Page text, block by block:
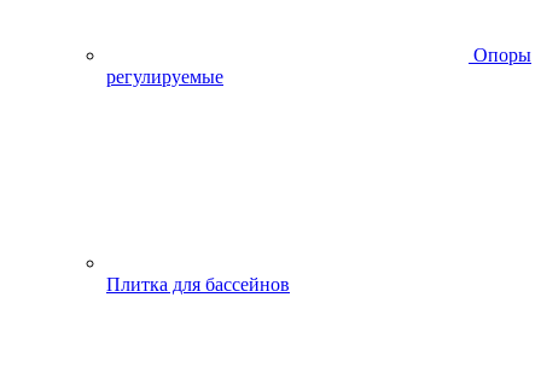
Опоры
регулируемые
Плитка для бассейнов